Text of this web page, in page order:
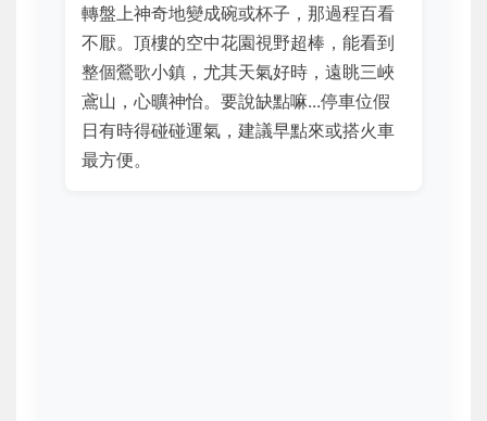
轉盤上神奇地變成碗或杯子，那過程百看
不厭。頂樓的空中花園視野超棒，能看到
整個鶯歌小鎮，尤其天氣好時，遠眺三峽
鳶山，心曠神怡。要說缺點嘛...停車位假
日有時得碰碰運氣，建議早點來或搭火車
最方便。